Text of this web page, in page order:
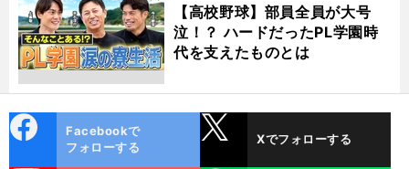
【高校野球】部員全員が大号
泣！？ ハードだったPL学園時
代を支えたものとは
動画
ok
Facebookで
フォローする
Xでフォローする